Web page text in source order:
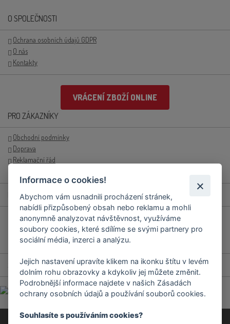
O SPOLEČNOSTI
Ochrana osobních údajů GDPR
O nás
Kontakty
VRÁCENÍ ZBOŽÍ ONLINE
PRO ZÁKAZNÍKY
Obchodní podmínky
Doprava
Reklamační řád
RYCHLÉ KONTAKTY
+420 577 658 321
objednavky.prodejna@podravka.cz
SOCIÁLNÍ SÍTĚ
Informace o cookies!
Abychom vám usnadnili procházení stránek,
nabídli přizpůsobený obsah nebo reklamu a mohli
anonymně analyzovat návštěvnost, využíváme
soubory cookies, které sdílíme se svými partnery pro
sociální média, inzerci a analýzu.
Jejich nastavení upravíte klikem na ikonku štítu v levém
dolním rohu obrazovky a kdykoliv jej můžete změnit.
Podrobnější informace najdete v našich Zásadách
ochrany osobních údajů a používání souborů cookies.
Souhlasíte s používáním cookies?